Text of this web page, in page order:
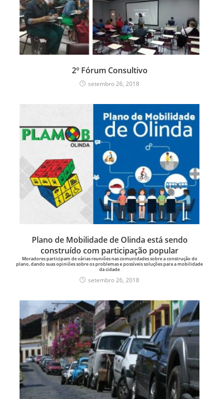
2º Fórum Consultivo
setembro 26, 2018
Plano de Mobilidade de Olinda está sendo
construído com participação popular
Moradores participam de várias reuniões nas comunidades sobre a construção do
plano, dando suas opiniões sobre os problemas e possíveis soluções para a mobilidade
da cidade
setembro 26, 2018